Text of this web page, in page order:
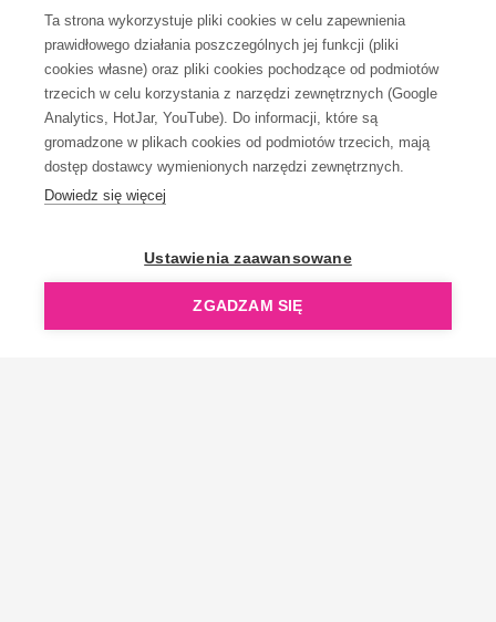
Ta strona wykorzystuje pliki cookies w celu zapewnienia
prawidłowego działania poszczególnych jej funkcji (pliki
cookies własne) oraz pliki cookies pochodzące od podmiotów
trzecich w celu korzystania z narzędzi zewnętrznych (Google
Analytics, HotJar, YouTube). Do informacji, które są
gromadzone w plikach cookies od podmiotów trzecich, mają
dostęp dostawcy wymienionych narzędzi zewnętrznych.
Dowiedz się więcej
Ustawienia zaawansowane
ZGADZAM SIĘ
KONTAKT
OpenGift jest częścią ReflectGroup.